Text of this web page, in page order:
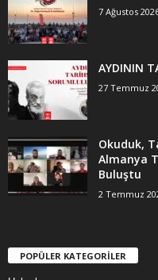
7 Ağustos
AYDININ
27 Temmuz
Okuduk,
Almanya
Buluştu
2 Temmuz
POPÜLER KATEGORİLER